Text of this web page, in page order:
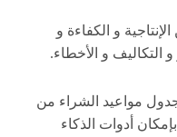
و الكفاءة و
و التكاليف و الأخطاء.
مواعيد الشراء من
أدوات الذكاء